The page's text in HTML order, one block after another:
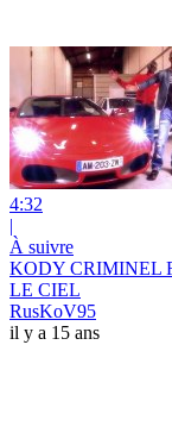
4:32
|
À suivre
KODY CRIMINEL
LE CIEL
RusKoV95
il y a 15 ans